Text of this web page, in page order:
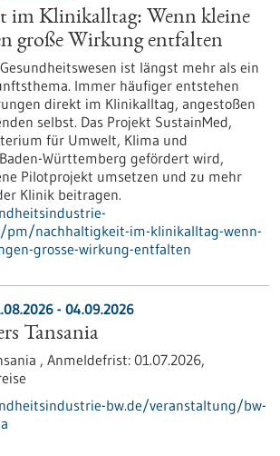
im Klinikalltag: Wenn kleine
große Wirkung entfalten
ist längst mehr als ein
Immer häufiger entstehen
direkt im Klinikalltag, angestoßen
selbst. Das Projekt SustainMed,
für Umwelt, Klima und
Württemberg gefördert wird,
Pilotprojekt umsetzen und zu mehr
Klinik beitragen.
pm/nachhaltigkeit-im-klinikalltag-wenn-
grosse-wirkung-entfalten
- 04.09.2026
Tansania
, Anmeldefrist: 01.07.2026,
bw.de/veranstaltung/bw-